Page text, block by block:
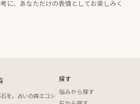
に、あなただけの表情としてお楽しみく
を。占いの森エコシ
探す
悩みから探す